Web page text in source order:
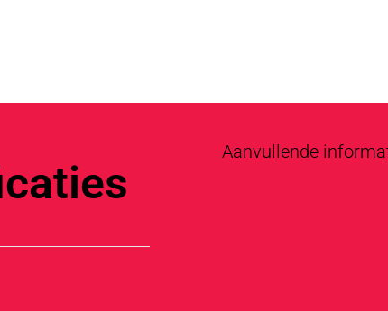
Aanvullende